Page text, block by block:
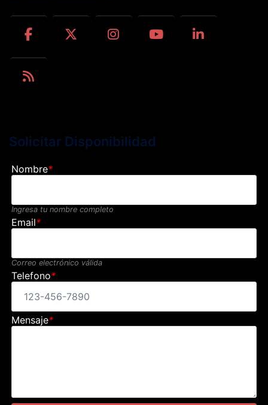
Solicitar Disponibilidad
Nombre*
Ingresa tu nombre completo
Email*
Correo electrónico válida
Telefono*
Mensaje*